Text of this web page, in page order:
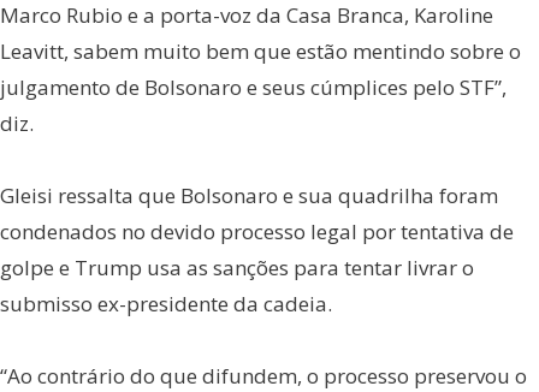
Marco Rubio e a porta-voz da Casa Branca, Karoline
Leavitt, sabem muito bem que estão mentindo sobre o
julgamento de Bolsonaro e seus cúmplices pelo STF”,
diz.
Gleisi ressalta que Bolsonaro e sua quadrilha foram
condenados no devido processo legal por tentativa de
golpe e Trump usa as sanções para tentar livrar o
submisso ex-presidente da cadeia.
“Ao contrário do que difundem, o processo preservou o